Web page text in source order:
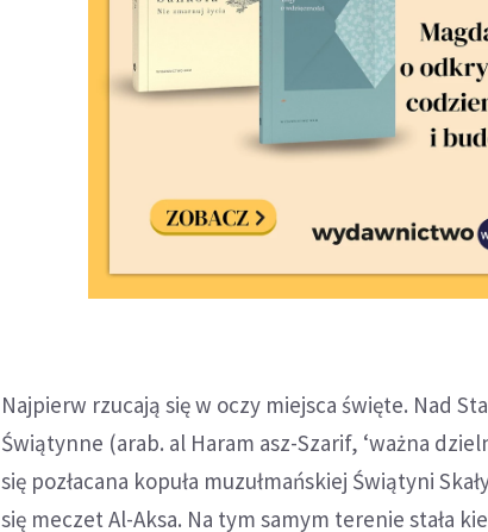
Najpierw rzucają się w oczy miejsca święte. Nad
Świątynne (arab. al Haram asz-Szarif, ‘ważna
się pozłacana kopuła muzułmańskiej Świątyni
się meczet Al-Aksa. Na tym samym terenie stała